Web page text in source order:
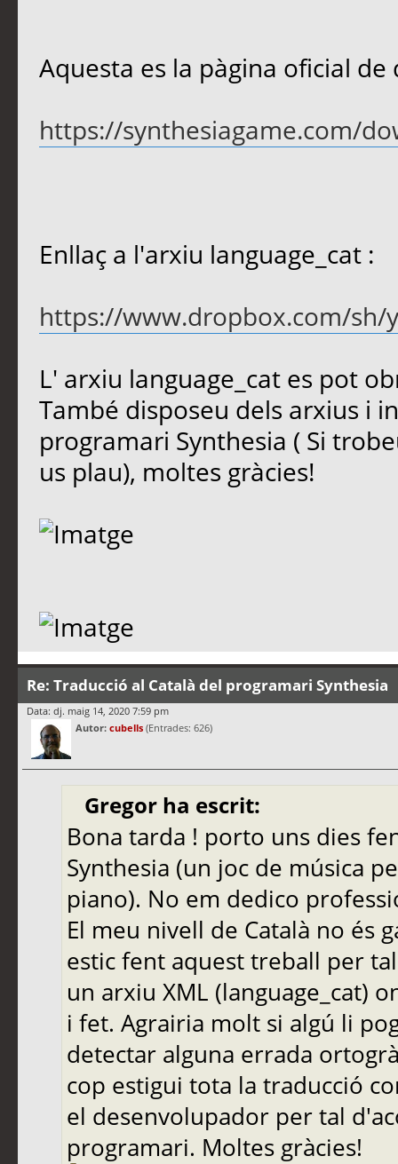
Aquesta es la pàgina oficial
https://synthesiagame.com/
Enllaç a l'arxiu language_cat :
https://www.dropbox.com/sh/
L' arxiu language_cat es pot
També disposeu dels arxius i
programari Synthesia ( Si
us plau), moltes gràcies!
Re: Traducció al Català del programari Synthesia
Data: dj. maig 14, 2020 7:59 pm
Autor: cubells (Entrades: 626)
Gregor ha escrit:
Bona tarda ! porto uns dies
Synthesia (un joc de música
piano). No em dedico
El meu nivell de Català no és
estic fent aquest treball per
un arxiu XML (language_cat)
i fet. Agrairia molt si algú li
detectar alguna errada
cop estigui tota la traducció
el desenvolupador per tal
programari. Moltes gràcies!